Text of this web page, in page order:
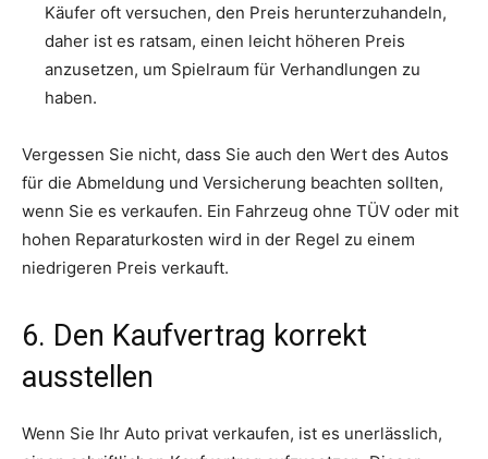
Käufer oft versuchen, den Preis herunterzuhandeln,
daher ist es ratsam, einen leicht höheren Preis
anzusetzen, um Spielraum für Verhandlungen zu
haben.
Vergessen Sie nicht, dass Sie auch den Wert des Autos
für die Abmeldung und Versicherung beachten sollten,
wenn Sie es verkaufen. Ein Fahrzeug ohne TÜV oder mit
hohen Reparaturkosten wird in der Regel zu einem
niedrigeren Preis verkauft.
6. Den Kaufvertrag korrekt
ausstellen
Wenn Sie Ihr Auto privat verkaufen, ist es unerlässlich,